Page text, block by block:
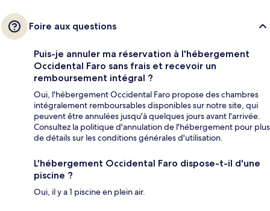
Foire aux questions
Puis-je annuler ma réservation à l'hébergement
Occidental Faro sans frais et recevoir un
remboursement intégral ?
Oui, l'hébergement Occidental Faro propose des chambres
intégralement remboursables disponibles sur notre site, qui
peuvent être annulées jusqu'à quelques jours avant l'arrivée.
Consultez la politique d'annulation de l'hébergement pour plus
de détails sur les conditions générales d'utilisation.
L'hébergement Occidental Faro dispose-t-il d'une
piscine ?
Oui, il y a 1 piscine en plein air.